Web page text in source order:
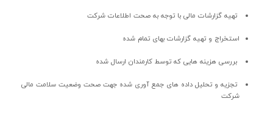
تهیه گزارشات مالی با توجه به صحت اطلاعات شرکت
استخراج و تهیه گزارشات بهای تمام شده
بررسی هزینه هایی که توسط کارمندان ارسال شده
تجزیه و تحلیل داده های جمع آوری شده جهت صحت وضعیت سلامت مالی
شرکت